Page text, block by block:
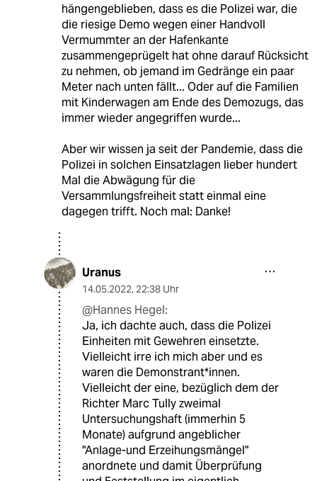
hängengeblieben, dass es die Polizei war, die
die riesige Demo wegen einer Handvoll
Vermummter an der Hafenkante
zusammengeprügelt hat ohne darauf Rücksicht
zu nehmen, ob jemand im Gedränge ein paar
Meter nach unten fällt... Oder auf die Familien
mit Kinderwagen am Ende des Demozugs, das
immer wieder angegriffen wurde...
Aber wir wissen ja seit der Pandemie, dass die
Polizei in solchen Einsatzlagen lieber hundert
Mal die Abwägung für die
Versammlungsfreiheit statt einmal eine
dagegen trifft. Noch mal: Danke!
Uranus
14.05.2022, 22:38 Uhr
@Hannes Hegel:
Ja, ich dachte auch, dass die Polizei
Einheiten mit Gewehren einsetzte.
Vielleicht irre ich mich aber und es
waren die Demonstrant*innen.
Vielleicht der eine, bezüglich dem der
Richter Marc Tully zweimal
Untersuchungshaft (immerhin 5
Monate) aufgrund angeblicher
"Anlage-und Erzeihungsmängel"
anordnete und damit Überprüfung